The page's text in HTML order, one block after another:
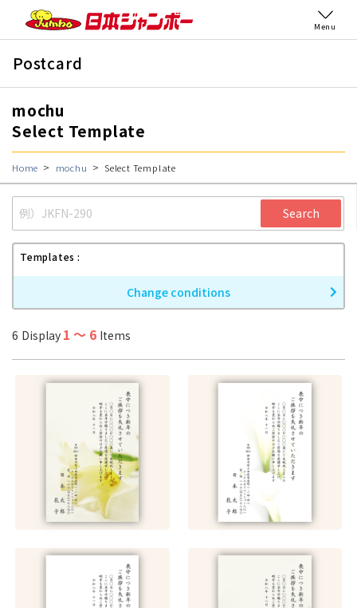
Menu
Postcard
mochu
Select Template
Home mochu Select Template
Search
Templates
Change conditions
6 Display 1 〜 6 Items